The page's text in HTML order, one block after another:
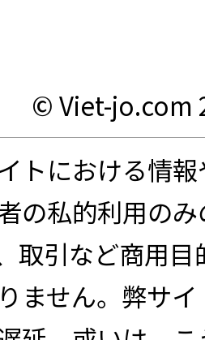
© Viet-jo.com
トにおける情
の私的利用の
取引など商用
ません。弊サ